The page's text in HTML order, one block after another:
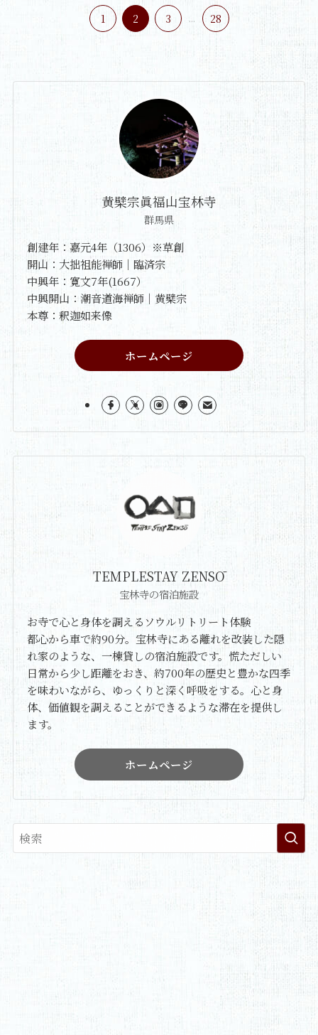
1 2 3 ... 28
黄檗宗眞福山宝林寺
群馬県
創建年：嘉元4年（1306）※草創
開山：大拙祖能禅師｜臨済宗
中興年：寛文7年(1667）
中興開山：潮音道海禅師｜黄檗宗
本尊：釈迦如来像
ホームページ
TEMPLESTAY ZENSŌ
宝林寺の宿泊施設
お寺で心と身体を調えるソウルリトリート体験
都心から車で約90分。宝林寺にある離れを改装した隠
れ家のような、一棟貸しの宿泊施設です。慌ただしい
日常から少し距離をおき、約700年の歴史と豊かな四季
を味わいながら、ゆっくりと深く呼吸をする。心と身
体、価値観を調えることができるような滞在を提供し
ます。
ホームページ